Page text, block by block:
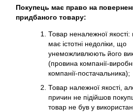
Покупець має право на
придбаного товару:
Товар неналежної
має істотні недоліки, що
унеможливлюють його
(провина компанії-
компанії-постачальника);
Товар належної якості,
причин не підійшов
товар не був у